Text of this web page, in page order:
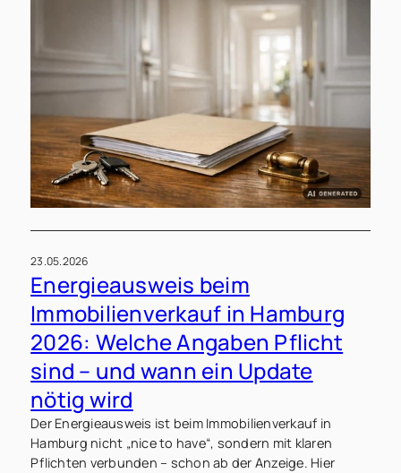
23.05.2026
Energieausweis beim
Immobilienverkauf in Hamburg
2026: Welche Angaben Pflicht
sind – und wann ein Update
nötig wird
Der Energieausweis ist beim Immobilienverkauf in
Hamburg nicht „nice to have“, sondern mit klaren
Pflichten verbunden – schon ab der Anzeige. Hier